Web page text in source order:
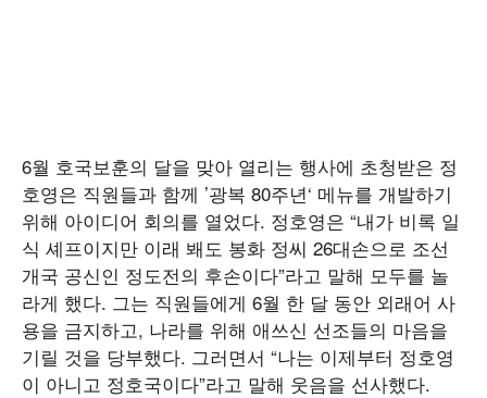
6월 호국보훈의 달을 맞아 열리는 행사에 초청받은 정
호영은 직원들과 함께 ’광복 80주년‘ 메뉴를 개발하기
위해 아이디어 회의를 열었다. 정호영은 “내가 비록 일
식 셰프이지만 이래 봬도 봉화 정씨 26대손으로 조선
개국 공신인 정도전의 후손이다”라고 말해 모두를 놀
라게 했다. 그는 직원들에게 6월 한 달 동안 외래어 사
용을 금지하고, 나라를 위해 애쓰신 선조들의 마음을
기릴 것을 당부했다. 그러면서 “나는 이제부터 정호영
이 아니고 정호국이다”라고 말해 웃음을 선사했다.